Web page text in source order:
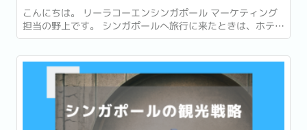
こんにちは。 リーラコーエンシンガポール マーケティング
担当の野上です。 シンガポールへ旅行に来たときは、ホテル
での朝食を楽しんだり、有名店でローカルグルメを味わった
りすることが多いかもしれません。 一方で、実際に暮らし始
めると、「朝食」は毎日の生活の一部になります。...